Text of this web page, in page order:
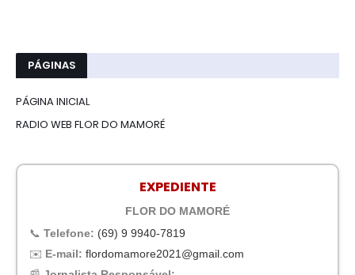
PÁGINAS
PÁGINA INICIAL
RADIO WEB FLOR DO MAMORÉ
EXPEDIENTE
FLOR DO MAMORÉ
📞 Telefone: (69) 9 9940-7819
✉️ E-mail: flordomamore2021@gmail.com